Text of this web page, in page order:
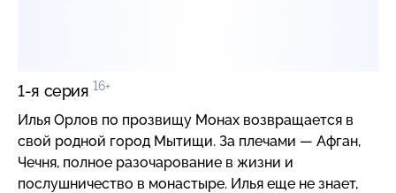
1-я серия 16+
Илья Орлов по прозвищу Монах возвращается в
свой родной город Мытищи. За плечами — Афган,
Чечня, полное разочарование в жизни и
послушничество в монастыре. Илья еще не знает,